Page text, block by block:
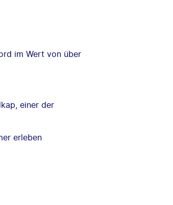
im Wert von über
einer der
erleben